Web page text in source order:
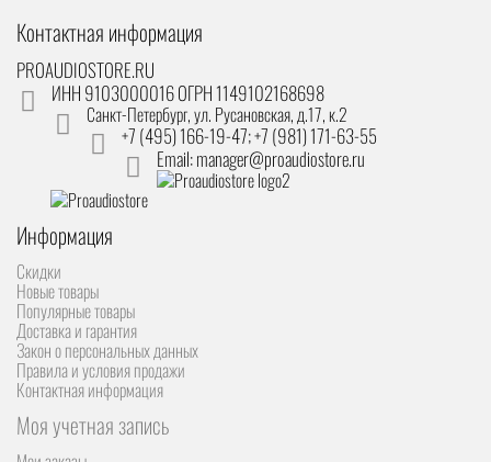
Контактная информация
PROAUDIOSTORE.RU
ИНН 9103000016 ОГРН 1149102168698
Санкт-Петербург,ул. Русановская, д.17, к.2
+7 (495) 166-19-47; +7 (981) 171-63-55
Email: manager@proaudiostore.ru
Информация
Скидки
Новые товары
Популярные товары
Доставка и гарантия
Закон о персональных данных
Правила и условия продажи
Контактная информация
Моя учетная запись